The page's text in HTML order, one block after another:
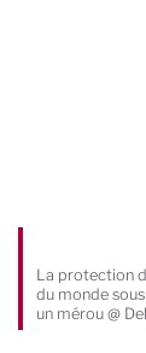
La protection
du monde
un mérou @